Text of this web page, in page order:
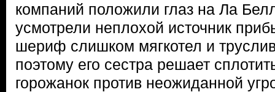
компаний положили глаз на Ла
усмотрели неплохой источник
шериф слишком мягкотел и
поэтому его сестра решает
горожанок против неожиданной